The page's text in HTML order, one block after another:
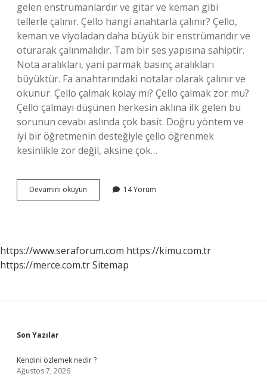
gelen enstrümanlardır ve gitar ve keman gibi
tellerle çalınır. Çello hangi anahtarla çalınır? Çello,
keman ve viyoladan daha büyük bir enstrümandır ve
oturarak çalınmalıdır. Tam bir ses yapısına sahiptir.
Nota aralıkları, yani parmak basınç aralıkları
büyüktür. Fa anahtarındaki notalar olarak çalınır ve
okunur. Çello çalmak kolay mı? Çello çalmak zor mu?
Çello çalmayı düşünen herkesin aklına ilk gelen bu
sorunun cevabı aslında çok basit. Doğru yöntem ve
iyi bir öğretmenin desteğiyle çello öğrenmek
kesinlikle zor değil, aksine çok…
Devamını okuyun
Elle
14 Yorum
https://www.seraforum.com https://kimu.com.tr
https://merce.com.trSitemap
Sidebar
Son Yazılar
Kendini özlemek nedir ?
Ağustos 7, 2026